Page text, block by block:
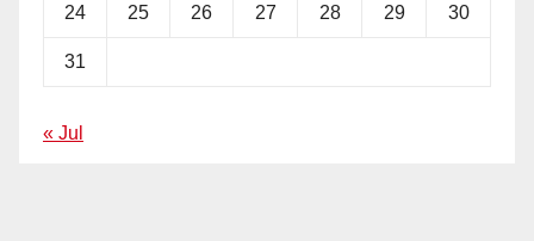
24 25 26 27 28 29 30
31
« Jul